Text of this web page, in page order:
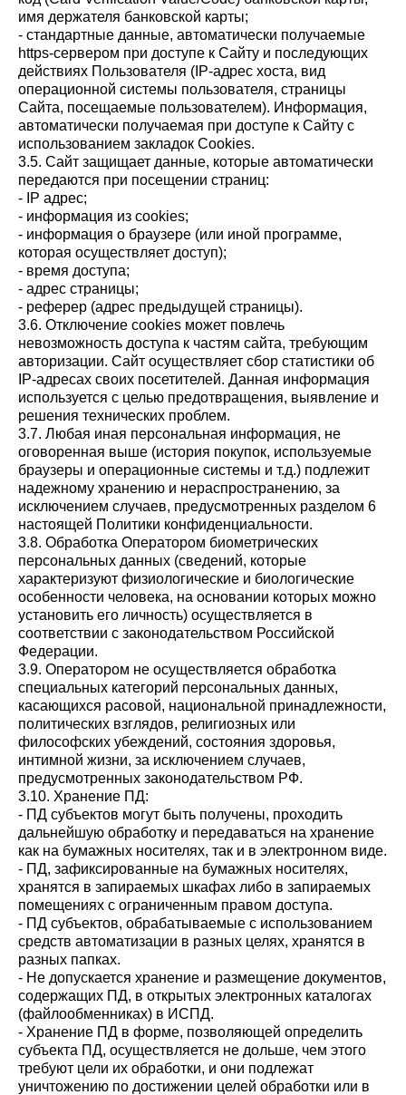
имя держателя банковской карты;
- стандартные данные, автоматически получаемые
https-сервером при доступе к Сайту и последующих
действиях Пользователя (IР-адрес хоста, вид
операционной системы пользователя, страницы
Сайта, посещаемые пользователем). Информация,
автоматически получаемая при доступе к Сайту с
использованием закладок Cookies.
3.5. Сайт защищает данные, которые автоматически
передаются при посещении страниц:
- IP адрес;
- информация из cookies;
- информация о браузере (или иной программе,
которая осуществляет доступ);
- время доступа;
- адрес страницы;
- реферер (адрес предыдущей страницы).
3.6. Отключение cookies может повлечь
невозможность доступа к частям сайта, требующим
авторизации. Сайт осуществляет сбор статистики об
IP-адресах своих посетителей. Данная информация
используется с целью предотвращения, выявление и
решения технических проблем.
3.7. Любая иная персональная информация, не
оговоренная выше (история покупок, используемые
браузеры и операционные системы и т.д.) подлежит
надежному хранению и нераспространению, за
исключением случаев, предусмотренных разделом 6
настоящей Политики конфиденциальности.
3.8. Обработка Оператором биометрических
персональных данных (сведений, которые
характеризуют физиологические и биологические
особенности человека, на основании которых можно
установить его личность) осуществляется в
соответствии с законодательством Российской
Федерации.
3.9. Оператором не осуществляется обработка
специальных категорий персональных данных,
касающихся расовой, национальной принадлежности,
политических взглядов, религиозных или
философских убеждений, состояния здоровья,
интимной жизни, за исключением случаев,
предусмотренных законодательством РФ.
3.10. Хранение ПД:
- ПД субъектов могут быть получены, проходить
дальнейшую обработку и передаваться на хранение
как на бумажных носителях, так и в электронном виде.
- ПД, зафиксированные на бумажных носителях,
хранятся в запираемых шкафах либо в запираемых
помещениях с ограниченным правом доступа.
- ПД субъектов, обрабатываемые с использованием
средств автоматизации в разных целях, хранятся в
разных папках.
- Не допускается хранение и размещение документов,
содержащих ПД, в открытых электронных каталогах
(файлообменниках) в ИСПД.
- Хранение ПД в форме, позволяющей определить
субъекта ПД, осуществляется не дольше, чем этого
требуют цели их обработки, и они подлежат
уничтожению по достижении целей обработки или в